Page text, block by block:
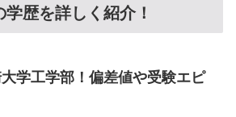
歴を詳しく紹介！
学工学部！偏差値や受験エピ